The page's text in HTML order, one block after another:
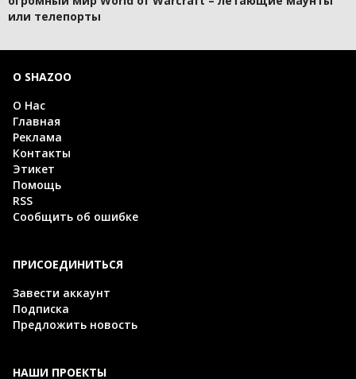
или телепорты
О SHAZOO
О Нас
Главная
Реклама
Контакты
Этикет
Помощь
RSS
Сообщить об ошибке
ПРИСОЕДИНИТЬСЯ
Завести аккаунт
Подписка
Предложить новость
НАШИ ПРОЕКТЫ